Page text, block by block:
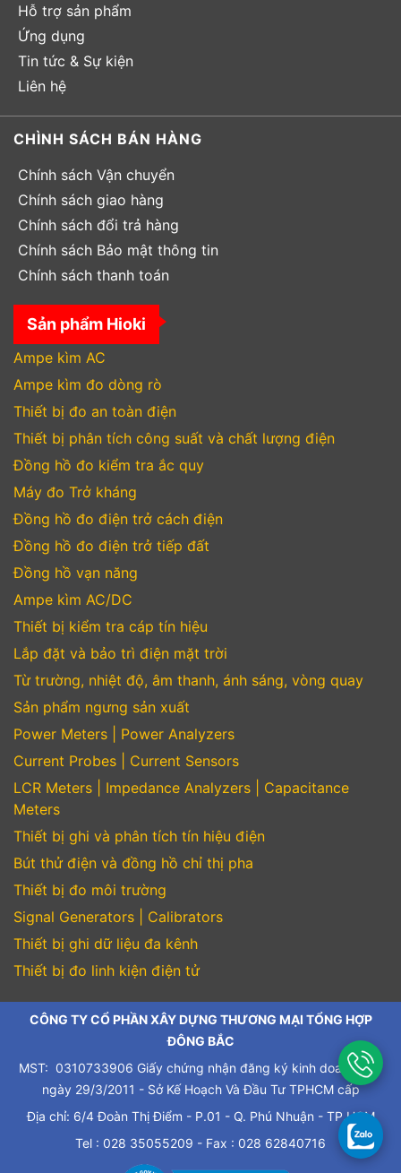
Hỗ trợ sản phẩm
Ứng dụng
Tin tức & Sự kiện
Liên hệ
CHÌNH SÁCH BÁN HÀNG
Chính sách Vận chuyển
Chính sách giao hàng
Chính sách đổi trả hàng
Chính sách Bảo mật thông tin
Chính sách thanh toán
Sản phẩm Hioki
Ampe kìm AC
Ampe kìm đo dòng rò
Thiết bị đo an toàn điện
Thiết bị phân tích công suất và chất lượng điện
Đồng hồ đo kiểm tra ắc quy
Máy đo Trở kháng
Đồng hồ đo điện trở cách điện
Đồng hồ đo điện trở tiếp đất
Đồng hồ vạn năng
Ampe kìm AC/DC
Thiết bị kiểm tra cáp tín hiệu
Lắp đặt và bảo trì điện mặt trời
Từ trường, nhiệt độ, âm thanh, ánh sáng, vòng quay
Sản phẩm ngưng sản xuất
Power Meters | Power Analyzers
Current Probes | Current Sensors
LCR Meters | Impedance Analyzers | Capacitance
Meters
Thiết bị ghi và phân tích tín hiệu điện
Bút thử điện và đồng hồ chỉ thị pha
Thiết bị đo môi trường
Signal Generators | Calibrators
Thiết bị ghi dữ liệu đa kênh
Thiết bị đo linh kiện điện tử
CÔNG TY CỔ PHẦN XÂY DỰNG THƯƠNG MẠI TỔNG HỢP
ĐÔNG BẮC
MST: 0310733906 Giấy chứng nhận đăng ký kinh doanh cấp
ngày 29/3/2011 - Sở Kế Hoạch Và Đầu Tư TPHCM cấp
Địa chỉ: 6/4 Đoàn Thị Điểm - P.01 - Q. Phú Nhuận - TP.HCM
Tel : 028 35055209 - Fax : 028 62840716